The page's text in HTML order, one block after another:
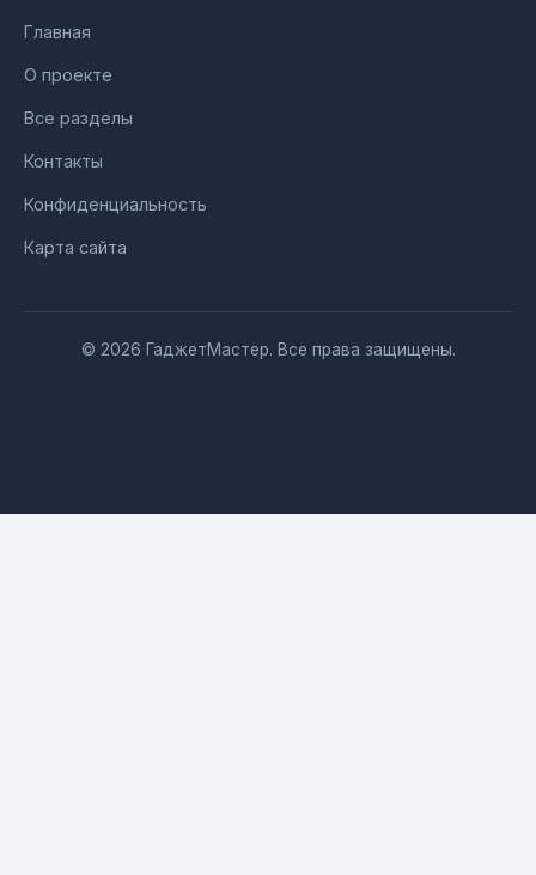
Главная
О проекте
Все разделы
Контакты
Конфиденциальность
Карта сайта
© 2026 ГаджетМастер. Все права защищены.